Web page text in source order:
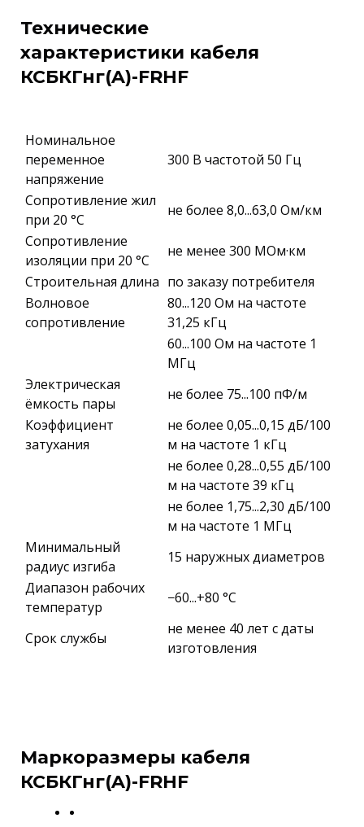
Технические
характеристики кабеля
КСБКГнг(A)-FRHF
Номинальное
переменное
напряжение
300 В частотой 50 Гц
Сопротивление жил
при 20 °С
не более 8,0...63,0 Ом/км
Сопротивление
изоляции при 20 °С
не менее 300 МОм·км
Строительная длина по заказу потребителя
Волновое
сопротивление
80...120 Ом на частоте
31,25 кГц
60...100 Ом на частоте 1
МГц
Электрическая
ёмкость пары
не более 75...100 пФ/м
Коэффициент
затухания
не более 0,05...0,15 дБ/100
м на частоте 1 кГц
не более 0,28...0,55 дБ/100
м на частоте 39 кГц
не более 1,75...2,30 дБ/100
м на частоте 1 МГц
Минимальный
радиус изгиба
15 наружных диаметров
Диапазон рабочих
температур
−60...+80 °C
Срок службы
не менее 40 лет с даты
изготовления
Маркоразмеры кабеля
КСБКГнг(A)-FRHF